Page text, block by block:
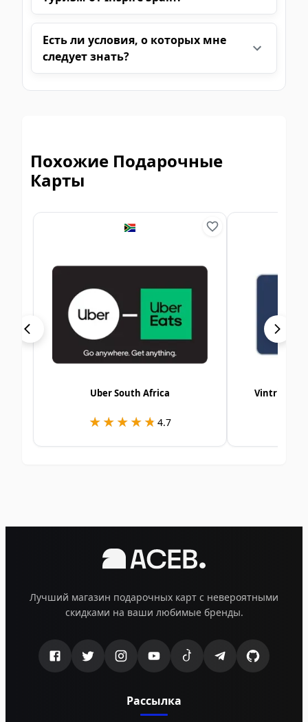
Есть ли условия, о которых мне
следует знать?
Похожие Подарочные
Карты
Uber South Africa
★★★★★
★★★★★ 4.7
Vintrica E-
Лучший магазин подарочных карт с невероятными
скидками на ваши любимые бренды.
Рассылка